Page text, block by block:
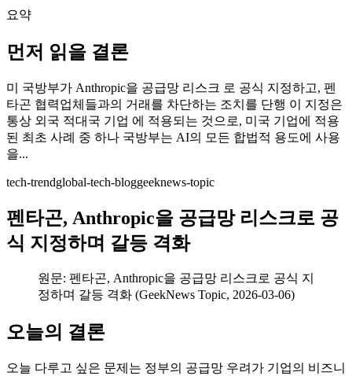
요약
먼저 읽을 결론
미 국방부가 Anthropic을 공급망 리스크 로 공식 지정하고, 펜
타곤 협력업체들과의 거래를 차단하는 조치를 단행 이 지정은
통상 외국 적대국 기업 에 적용되는 것으로, 미국 기업에 적용
된 최초 사례 중 하나 국방부는 AI의 모든 합법적 용도에 사용
을...
tech-trendglobal-tech-bloggeeknews-topic
펜타곤, Anthropic을 공급망 리스크로 공
식 지정하며 갈등 격화
원문: 펜타곤, Anthropic을 공급망 리스크로 공식 지
정하며 갈등 격화 (GeekNews Topic, 2026-03-06)
오늘의 결론
오늘 다루고 싶은 문제는 정부의 공급망 우려가 기업의 비즈니